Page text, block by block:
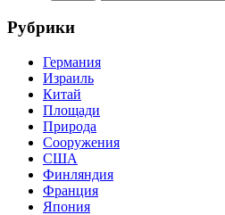
Рубрики
Германия
Израиль
Китай
Площади
Природа
Сооружения
США
Финляндия
Франция
Япония